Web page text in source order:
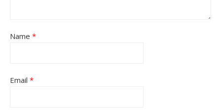
Name *
Email *